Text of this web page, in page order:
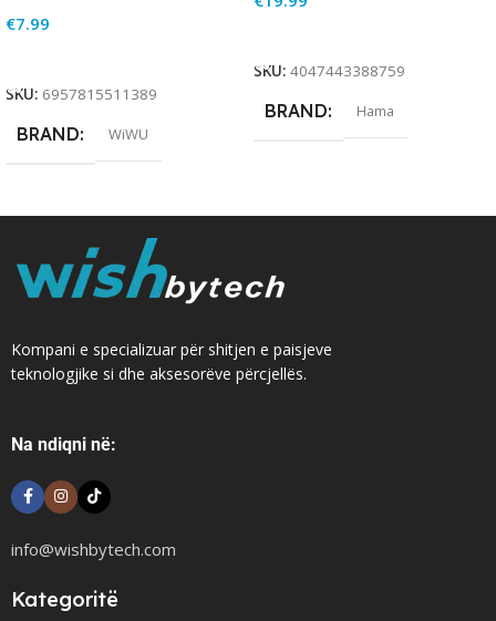
€7.99
SKU: 6957815511389
BRAND WiWU
SKU: 4047443388759
BRAND Hama
Kompani e specializuar për shitjen e paisjeve
teknologjike si dhe aksesorëve përcjellës.
Na ndiqni në:
info@wishbytech.com
Kategoritë